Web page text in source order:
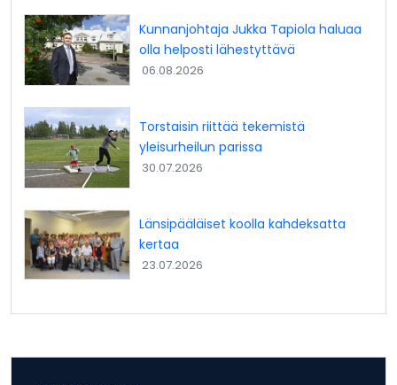
Kunnanjohtaja Jukka Tapiola haluaa
olla helposti lähestyttävä
06.08.2026
Torstaisin riittää tekemistä
yleisurheilun parissa
30.07.2026
Länsipääläiset koolla kahdeksatta
kertaa
23.07.2026